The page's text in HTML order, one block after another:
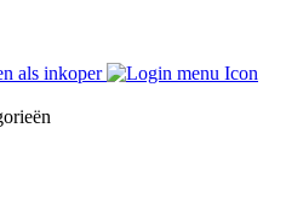
als inkoper